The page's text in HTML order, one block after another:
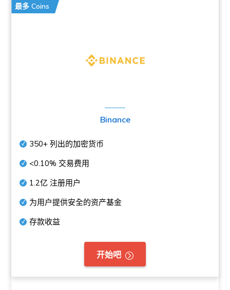
最多 Coins
Binance
350+ 列出的加密货币
<0.10% 交易费用
1.2亿 注册用户
为用户提供安全的资产基金
存款收益
开始吧